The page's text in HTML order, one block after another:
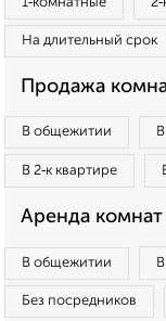
На длительный срок
Продажа
В общежитии
В 2‑к квартире
Аренда комнат
В общежитии
Без посредников